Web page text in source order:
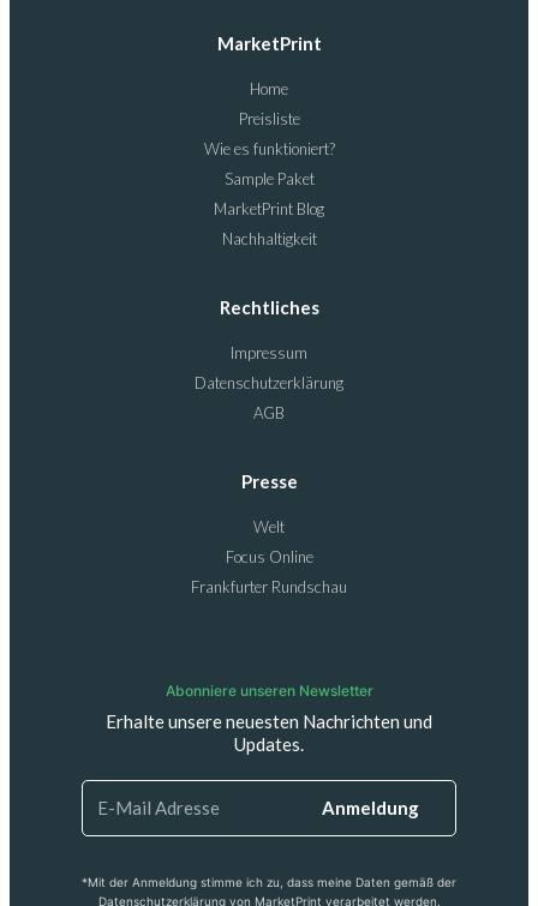
MarketPrint
Home
Preisliste
Wie es funktioniert?
Sample Paket
MarketPrint Blog
Nachhaltigkeit
Rechtliches
Impressum
Datenschutzerklärung
AGB
Presse
Welt
Focus Online
Frankfurter Rundschau
Abonniere unseren Newsletter
Erhalte unsere neuesten Nachrichten und
Updates.
Anmeldung
*Mit der Anmeldung stimme ich zu, dass meine Daten gemäß der
Datenschutzerklärung von MarketPrint verarbeitet werden.